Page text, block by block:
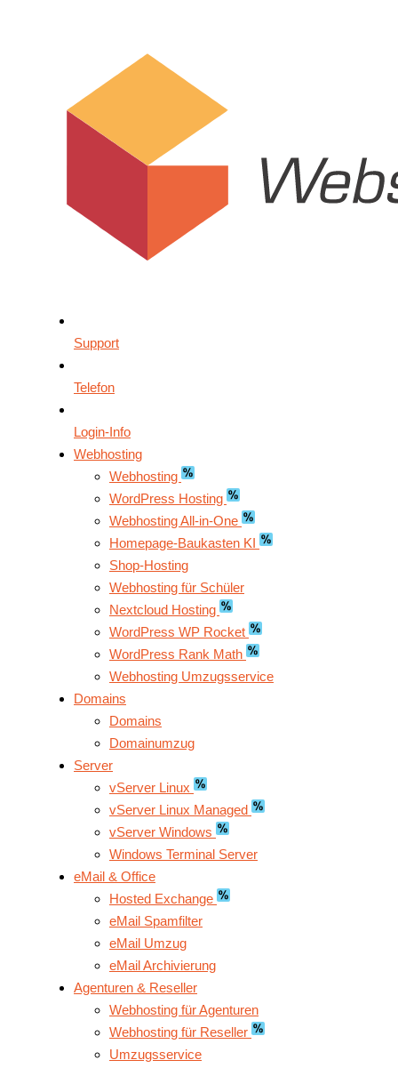
Support
Telefon
Login-Info
Webhosting
Webhosting
WordPress Hosting
Webhosting All-in-One
Homepage-Baukasten KI
Shop-Hosting
Webhosting für Schüler
Nextcloud Hosting
WordPress WP Rocket
WordPress Rank Math
Webhosting Umzugsservice
Domains
Domains
Domainumzug
Server
vServer Linux
vServer Linux Managed
vServer Windows
Windows Terminal Server
eMail & Office
Hosted Exchange
eMail Spamfilter
eMail Umzug
eMail Archivierung
Agenturen & Reseller
Webhosting für Agenturen
Webhosting für Reseller
Umzugsservice